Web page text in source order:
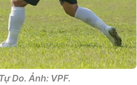
Do. Ảnh: VPF.